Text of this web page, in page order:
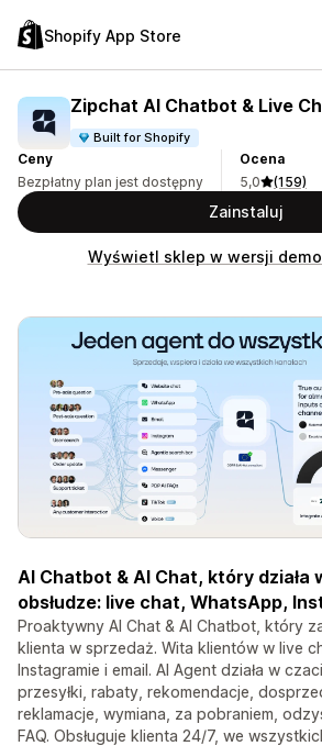
Shopify App Store
Zipchat AI Chatbot & Live
Built for Shopify
Ceny
Bezpłatny plan jest dostępny
Ocena
5,0
(159)
Zainstaluj
Wyświetl sklep w wersji
AI Chatbot & AI Chat, który działa
obsłudze: live chat, WhatsApp,
Proaktywny AI Chat & AI Chatbot, który
klienta w sprzedaż. Wita klientów w live
Instagramie i email. AI Agent działa w
przesyłki, rabaty, rekomendacje,
reklamacje, wymiana, za pobraniem,
FAQ. Obsługuje klienta 24/7, we